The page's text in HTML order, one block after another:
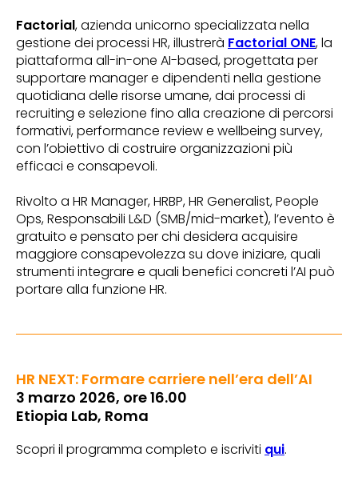
Factorial, azienda unicorno specializzata nella
gestione dei processi HR, illustrerà Factorial ONE, la
piattaforma all-in-one AI-based, progettata per
supportare manager e dipendenti nella gestione
quotidiana delle risorse umane, dai processi di
recruiting e selezione fino alla creazione di percorsi
formativi, performance review e wellbeing survey,
con l’obiettivo di costruire organizzazioni più
efficaci e consapevoli.
Rivolto a HR Manager, HRBP, HR Generalist, People
Ops, Responsabili L&D (SMB/mid-market), l’evento è
gratuito e pensato per chi desidera acquisire
maggiore consapevolezza su dove iniziare, quali
strumenti integrare e quali benefici concreti l’AI può
portare alla funzione HR.
HR NEXT: Formare carriere nell’era dell’AI
3 marzo 2026, ore 16.00
Etiopia Lab, Roma
Scopri il programma completo e iscriviti qui.